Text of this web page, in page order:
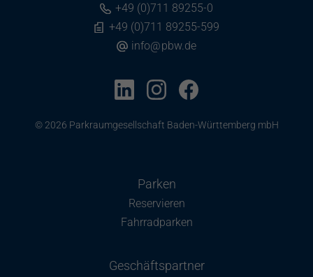
+49 (0)711 89255-0
+49 (0)711 89255-599
info@pbw.de
© 2026 Parkraumgesellschaft Baden-Württemberg mbH
Parken
Reservieren
Fahrradparken
Geschäftspartner